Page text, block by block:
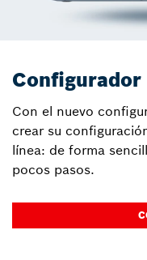
Configurador
Con el nuevo
crear su
línea: de forma
pocos pasos.